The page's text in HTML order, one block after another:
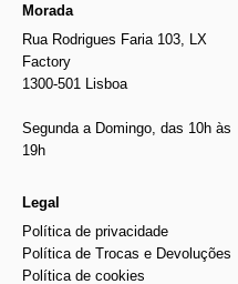
Morada
Rua Rodrigues Faria 103, LX
Factory
1300-501 Lisboa
Segunda a Domingo, das 10h às
19h
Legal
Política de privacidade
Política de Trocas e Devoluções
Política de cookies